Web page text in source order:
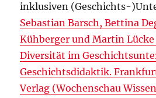
inklusiven (Geschichts-
Sebastian Barsch, Bettina
Kühberger und Martin
Diversität im
Geschichtsdidaktik.
Verlag (Wochenschau